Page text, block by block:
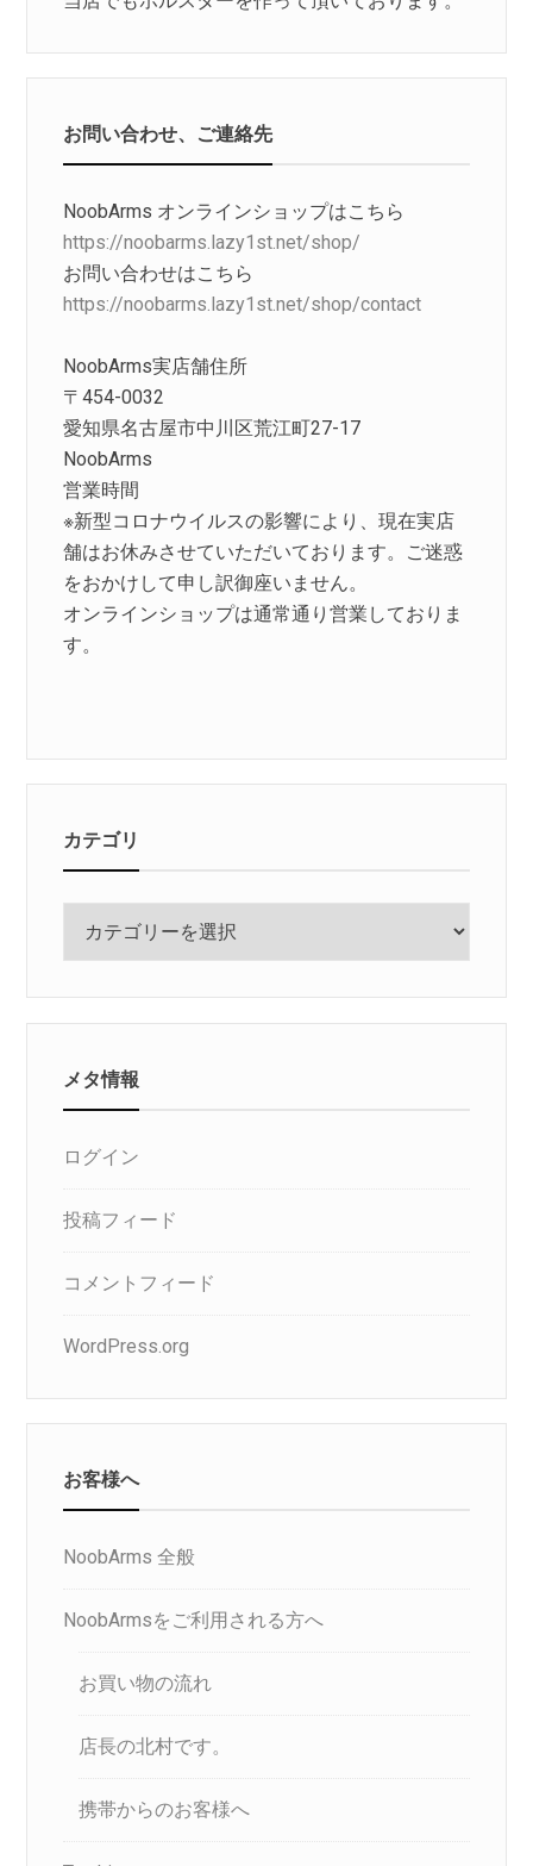
お問い合わせ、ご連絡先
NoobArms オンラインショップはこちら
https://noobarms.lazy1st.net/shop/
お問い合わせはこちら
https://noobarms.lazy1st.net/shop/contact
NoobArms実店舗住所
〒454-0032
愛知県名古屋市中川区荒江町27-17
NoobArms
営業時間
※新型コロナウイルスの影響により、現在実店
舗はお休みさせていただいております。ご迷惑
をおかけして申し訳御座いません。
オンラインショップは通常通り営業しておりま
す。
カテゴリ
メタ情報
ログイン
投稿フィード
コメントフィード
WordPress.org
お客様へ
NoobArms 全般
NoobArmsをご利用される方へ
お買い物の流れ
店長の北村です。
携帯からのお客様へ